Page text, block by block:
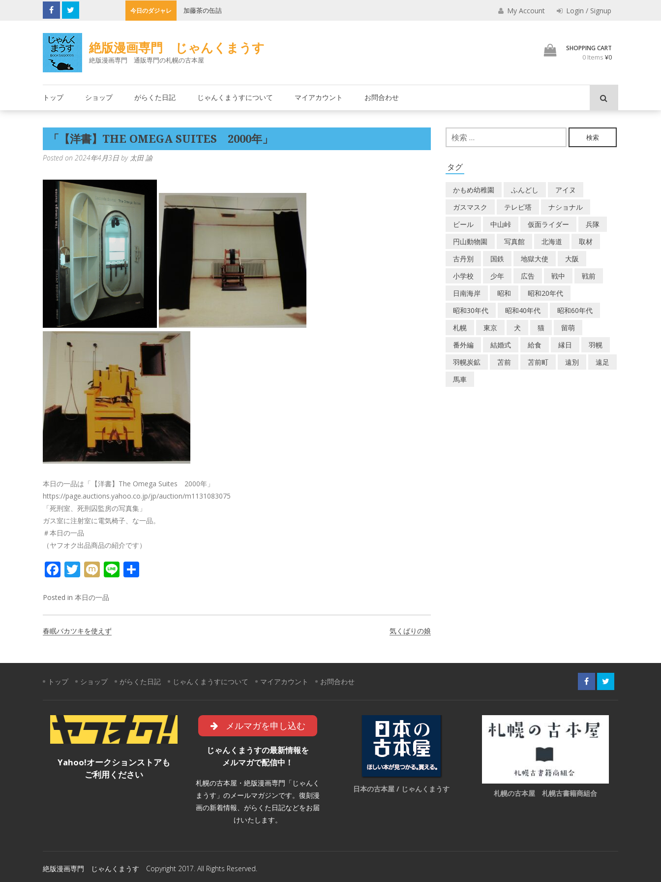
今日のダジャレ 加藤茶の缶詰 壁に耳あり障子にえなり
My Account Login / Signup
絶版漫画専門 じゃんくまうす
絶版漫画専門 通販専門の札幌の古本屋
SHOPPING CART
0 Items ¥0
トップ ショップ がらくた日記 じゃんくまうすについて マイアカウント お問合わせ
「【洋書】THE OMEGA SUITES 2000年」
Posted on 2024年4月3日 by 太田 諭
本日の一品は「【洋書】The Omega Suites 2000年」
https://page.auctions.yahoo.co.jp/jp/auction/m1131083075
「死刑室、死刑囚監房の写真集」
ガス室に注射室に電気椅子、な一品。
＃本日の一品
（ヤフオク出品商品の紹介です）
FACEBOOK
TWITTER
MIXILINE
Posted in 本日の一品
稿
ビ
シ
ョ
春眠バカツキを使えず 気くばりの娘
検
索:
タグ
かもめ幼稚園 ふんどし
アイヌ
ガスマスク
テレビ塔
ナショナル
ビール
中山峠 仮面ライダー
兵隊
円山動物園
写真館 北海道
取材
古丹別
国鉄 地獄大使
大阪
小学校
少年 広告 戦中
戦前
日南海岸
昭和
昭和20年代
昭和30年代
昭和40年代
昭和60年代
札幌
東京 犬 猫
留萌
番外編
結婚式 給食 縁日
羽幌
羽幌炭鉱
苫前 苫前町 遠別
遠足
馬車
トップ ショップ がらくた日記 じゃんくまうすについて マイアカウント お問合わせ
Yahoo!オークションストアも
ご利用ください
メルマガを申し込む
じゃんくまうすの最新情報を
メルマガで配信中！
札幌の古本屋・絶版漫画専門「じゃんく
まうす」のメールマガジンです。復刻漫
画の新着情報、がらくた日記などをお届
けいたします。
日本の古本屋 / じゃんくまうす 札幌の古本屋 札幌古書籍商組合
絶版漫画専門 じゃんくまうす Copyright 2017. All Rights Reserved.